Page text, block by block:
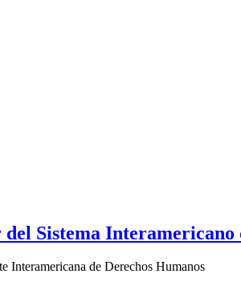
Sistema Interamericano
Interamericana de Derechos Humanos